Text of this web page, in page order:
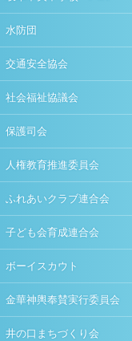
水防団
交通安全協会
社会福祉協議会
保護司会
人権教育推進委員会
ふれあいクラブ連合会
子ども会育成連合会
ボーイスカウト
金華神輿奉賛実行委員会
井の口まちづくり会